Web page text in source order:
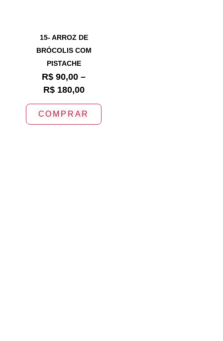
15- ARROZ DE
BRÓCOLIS COM
PISTACHE
R$ 90,00 –
R$180,00
COMPRAR